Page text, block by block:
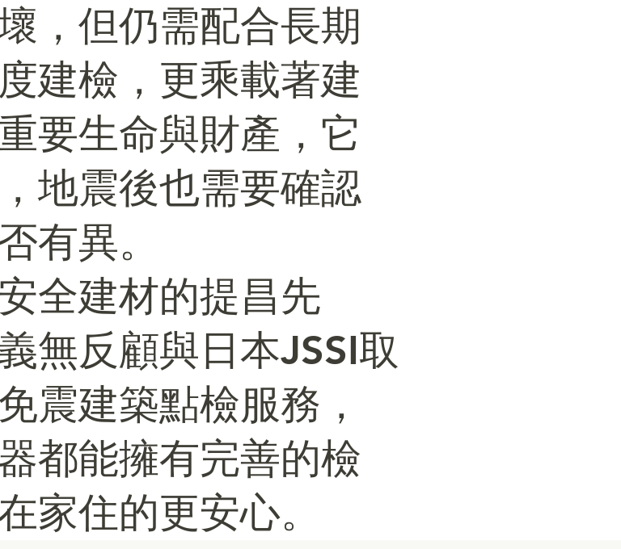
，但仍需配合長期
建檢，更乘載著建
要生命與財產，它
地震後也需要確認
有異。
全建材的提昌先
無反顧與日本JSSI取
震建築點檢服務，
都能擁有完善的檢
家住的更安心。